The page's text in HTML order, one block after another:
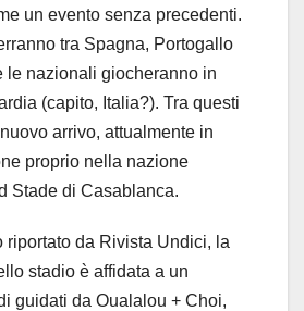
un evento senza precedenti.
tra Spagna, Portogallo
le nazionali giocheranno in
(capito, Italia?). Tra questi
arrivo, attualmente in
proprio nella nazione
Stade di Casablanca.
riportato da Rivista Undici, la
stadio è affidata a un
guidati da Oualalou + Choi,